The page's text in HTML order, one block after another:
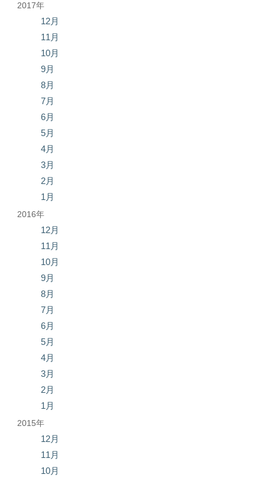
2017年
12月
11月
10月
9月
8月
7月
6月
5月
4月
3月
2月
1月
2016年
12月
11月
10月
9月
8月
7月
6月
5月
4月
3月
2月
1月
2015年
12月
11月
10月